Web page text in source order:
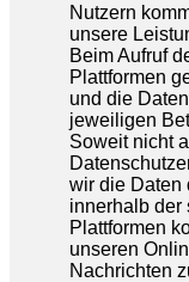
Nutzern
unsere
Beim Aufruf
Plattformen
und die
jeweiligen
Soweit nicht
wir die Daten
innerhalb der
Plattformen
unseren
Nachrichten